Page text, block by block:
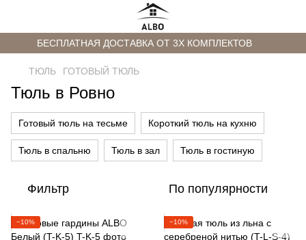
БЕСПЛАТНАЯ ДОСТАВКА ОТ 3Х КОМПЛЕКТОВ
ТЮЛЬ ГОТОВЫЙ ТЮЛЬ
Тюль в Ровно
Готовый тюль на тесьме Короткий тюль на кухню
Тюль в спальню Тюль в зал Тюль в гостиную
Фильтр По популярности
−10% −10%